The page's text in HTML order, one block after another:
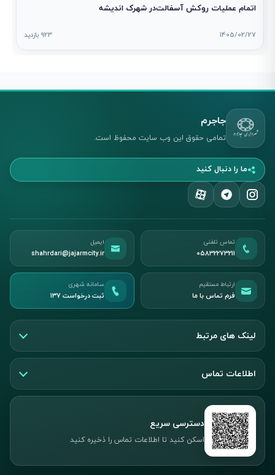
اتمام عملیات روکش آسفالت‌در شهرک اندیشه
1405/02/27 923 بازدید
جاجرم
تمامی حقوق این وب سایت محفوظ است.
ما را دنبال کنید
تماس تلفنی
05832273211
ایمیل
shahrdari@jajarmcity.ir
ارتباط مستقیم
فرم تماس با ما
سامانه شهری
ثبت درخواست ۱۳۷
لینک های مرتبط
اطلاعات تماس
دسترسی سریع
اسکن کنید تا اطلاعات تماس را ذخیره کنید